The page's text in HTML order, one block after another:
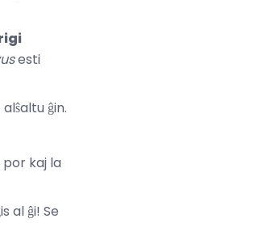
esti
ĝin.
por kaj la
al ĝi! Se